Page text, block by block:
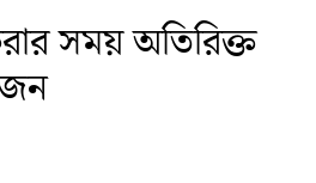
সময় অতিরিক্ত